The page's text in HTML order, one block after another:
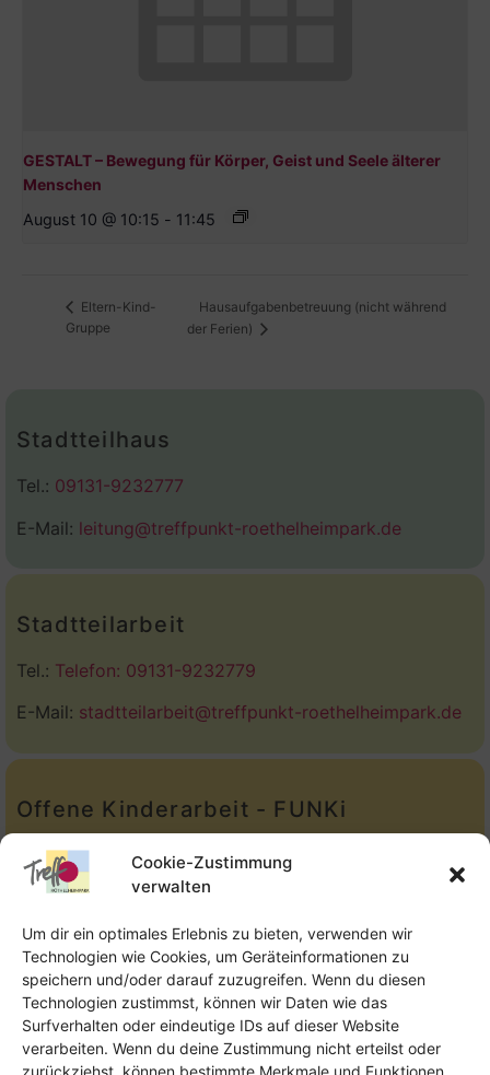
Cookie-Zustimmung
verwalten
Um dir ein optimales Erlebnis zu bieten, verwenden wir
Technologien wie Cookies, um Geräteinformationen zu
speichern und/oder darauf zuzugreifen. Wenn du diesen
Technologien zustimmst, können wir Daten wie das
Surfverhalten oder eindeutige IDs auf dieser Website
verarbeiten. Wenn du deine Zustimmung nicht erteilst oder
zurückziehst, können bestimmte Merkmale und Funktionen
GESTALT – Bewegung für Körper, Geist und Seele älterer
Menschen
August 10 @ 10:15 - 11:45
Eltern-Kind-
Gruppe
Hausaufgabenbetreuung (nicht während
der Ferien)
Stadtteilhaus
Tel.: 09131-9232777
E-Mail: leitung@treffpunkt-roethelheimpark.de
Stadtteilarbeit
Tel.: Telefon: 09131-9232779
E-Mail: stadtteilarbeit@treffpunkt-roethelheimpark.de
Offene Kinderarbeit - FUNKi
Tel.:Telefon: 09131-610749
E-Mail:oka@treffpunkt-roethelheimpark.de
Offene Jugendarbeit - Easthouse
Tel:
09131–302259